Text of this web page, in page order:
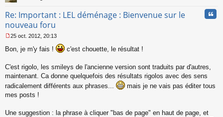
o
l
u
Re: Important : LEL déménage : Bienvenue sur le
nouveau foru
e
a
g
e
n
25 oct. 2012, 20:13
Bon, je m'y fais ! c'est chouette, le résultat !
C'est rigolo, les smileys de l'ancienne version sont traduits par d'autres,
maintenant. Ca donne quelquefois des résultats rigolos avec des sens
radicalement différents aux phrases...
mais je ne vais pas éditer tous
mes posts !
Une suggestion : la phrase à cliquer "bas de page" en haut de page, et